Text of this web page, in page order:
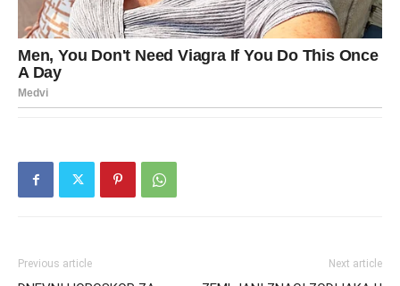
Previous article Next article